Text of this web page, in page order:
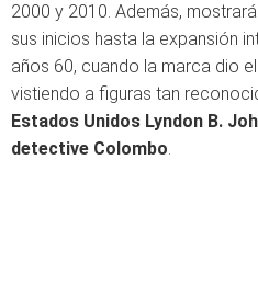
2000 y 2010. Además,
sus inicios hasta la expansión
años 60, cuando la marca dio
vistiendo a figuras tan
Estados Unidos Lyndon B.
detective Colombo.